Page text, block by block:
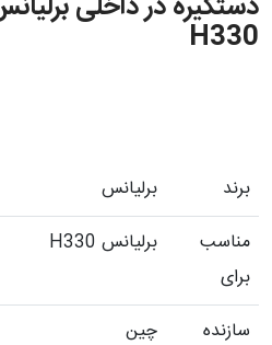
H330
برند
برلیانس
مناسب
برای
برلیانس H330
سازنده
چین